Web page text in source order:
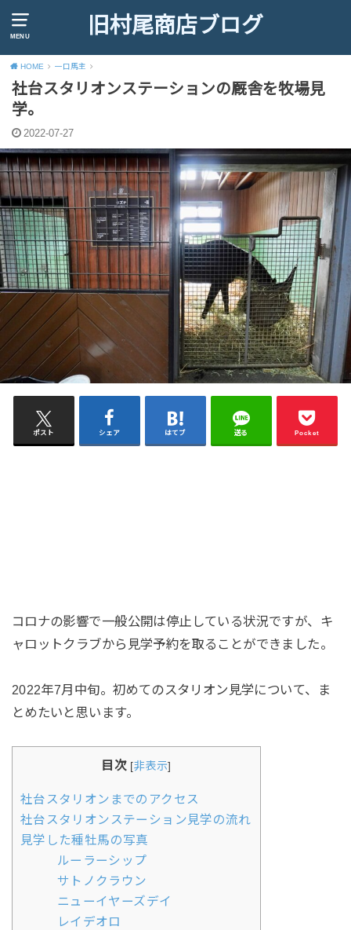
MENU 旧村尾商店ブログ
HOME 一口馬主
社台スタリオンステーションの厩舎を牧場見
学。
2022-07-27
ポスト シェア はてブ 送る Pocket
コロナの影響で一般公開は停止している状況ですが、キ
ャロットクラブから見学予約を取ることができました。
2022年7月中旬。初めてのスタリオン見学について、ま
とめたいと思います。
目次 [非表示]
社台スタリオンまでのアクセス
社台スタリオンステーション見学の流れ
見学した種牡馬の写真
ルーラーシップ
サトノクラウン
ニューイヤーズデイ
レイデオロ